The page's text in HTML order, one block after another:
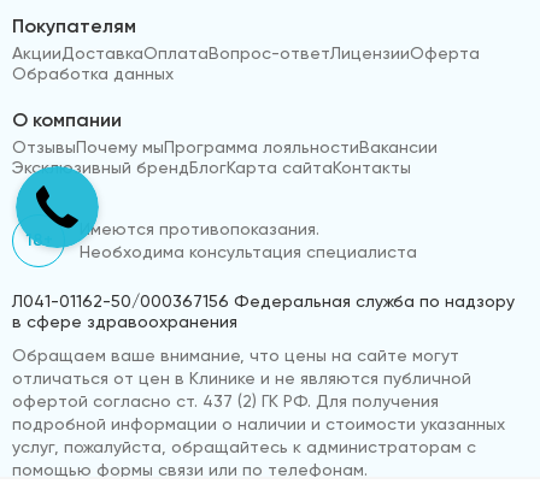
Покупателям
АкцииДоставкаОплатаВопрос-ответЛицензииОферта
Обработка данных
О компании
ОтзывыПочему мыПрограмма лояльностиВакансии
Эксклюзивный брендБлогКарта сайтаКонтакты
18+
Имеются противопоказания.
Необходима консультация специалиста
Л041-01162-50/000367156 Федеральная служба по надзору
в сфере здравоохранения
Обращаем ваше внимание, что цены на сайте могут
отличаться от цен в Клинике и не являются публичной
офертой согласно ст. 437 (2) ГК РФ. Для получения
подробной информации о наличии и стоимости указанных
услуг, пожалуйста, обращайтесь к администраторам с
помощью формы связи или по телефонам.